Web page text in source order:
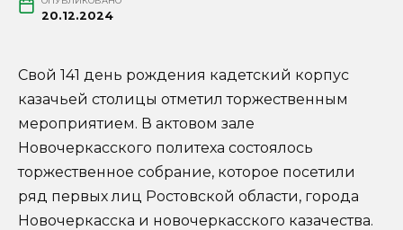
20.12.2024
Свой 141 день рождения кадетский корпус
казачьей столицы отметил торжественным
мероприятием. В актовом зале
Новочеркасского политеха состоялось
торжественное собрание, которое посетили
ряд первых лиц Ростовской области, города
Новочеркасска и новочеркасского казачества.